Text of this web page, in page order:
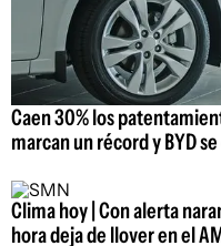
Caen 30% los
marcan un récord y BYD
Clima hoy | Con alerta
hora deja de llover en el